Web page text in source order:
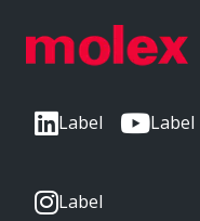
Label Label
Label